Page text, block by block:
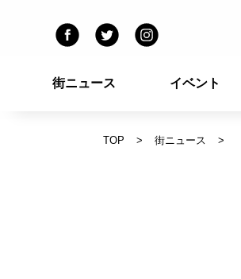
街ニュース イベント
TOP 街ニュース